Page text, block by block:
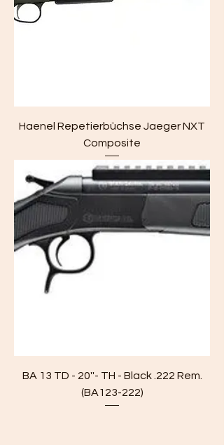
Haenel Repetierbüchse Jaeger NXT
Composite
BA 13 TD - 20''- TH - Black .222 Rem.
(BA123-222)